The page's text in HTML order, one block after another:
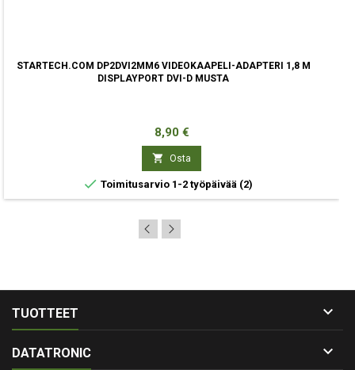
STARTECH.COM DP2DVI2MM6 VIDEOKAAPELI-ADAPTERI 1,8 M
DISPLAYPORT DVI-D MUSTA
Hinta
8,90 €
 Osta
 Toimitusarvio 1-2 työpäivää (2)
TUOTTEET 
DATATRONIC 